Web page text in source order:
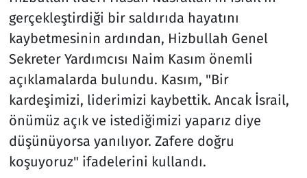
gerçekleştirdiği bir saldırıda hayatını
kaybetmesinin ardından, Hizbullah Genel
Sekreter Yardımcısı Naim Kasım önemli
açıklamalarda bulundu. Kasım, "Bir
kardeşimizi, liderimizi kaybettik. Ancak İsrail,
önümüz açık ve istediğimizi yaparız diye
düşünüyorsa yanılıyor. Zafere doğru
koşuyoruz" ifadelerini kullandı.
Teknoloji ve Bilim
Televizyon